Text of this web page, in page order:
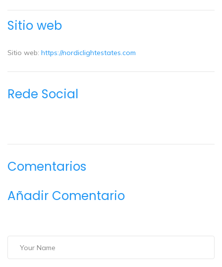
Sitio web
Sitio web: https://nordiclightestates.com
Rede Social
Comentarios
Añadir Comentario